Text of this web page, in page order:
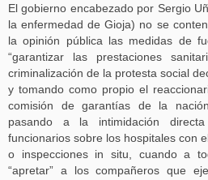
El gobierno encabezado por Sergio
la enfermedad de Gioja) no se
la opinión pública las medidas de
“garantizar las prestaciones
criminalización de la protesta social
y tomando como propio el
comisión de garantías de la
pasando a la intimidación
funcionarios sobre los hospitales con
o inspecciones in situ, cuando a
“apretar” a los compañeros que